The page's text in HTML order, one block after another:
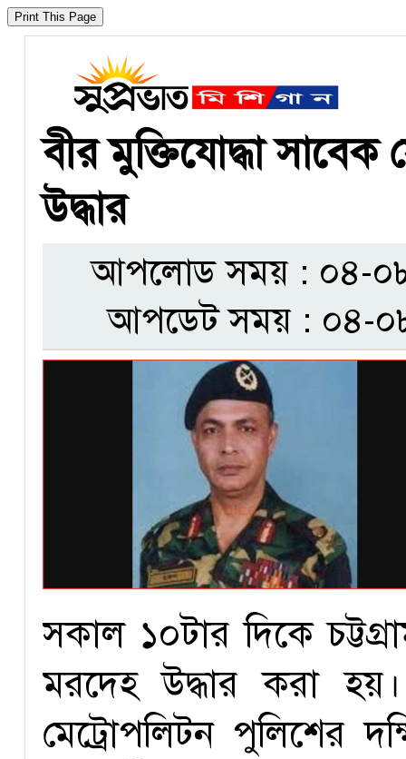
বীর মুক্তিযোদ্ধা সাবেক
উদ্ধার
আপলোড সময় : ০৪-
আপডেট সময় : ০৪-
সকাল ১০টার দিকে
মরদেহ উদ্ধার করা হয়।
মেট্রোপলিটন পুলিশের